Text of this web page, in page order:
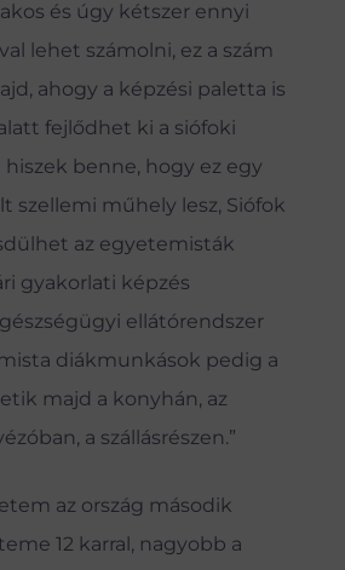
és úgy kétszer ennyi
lehet számolni, ez a szám
ahogy a képzési paletta is
fejlődhet ki a siófoki
benne, hogy ez egy
szellemi műhely lesz, Siófok
az egyetemisták
gyakorlati képzés
ellátórendszer
diákmunkások pedig a
majd a konyhán, az
a szállásrészen.”
az ország második
12 karral, nagyobb a